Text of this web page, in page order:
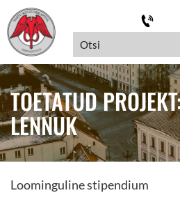
TOETATUD
LENNUK
Loominguline stipendium